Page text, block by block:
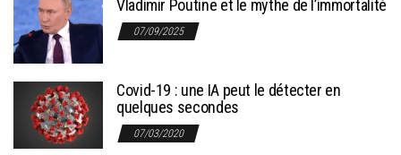
Vladimir Poutine et le mythe de l’immortalité
07/09/2025
Covid-19 : une IA peut le détecter en
quelques secondes
07/03/2020